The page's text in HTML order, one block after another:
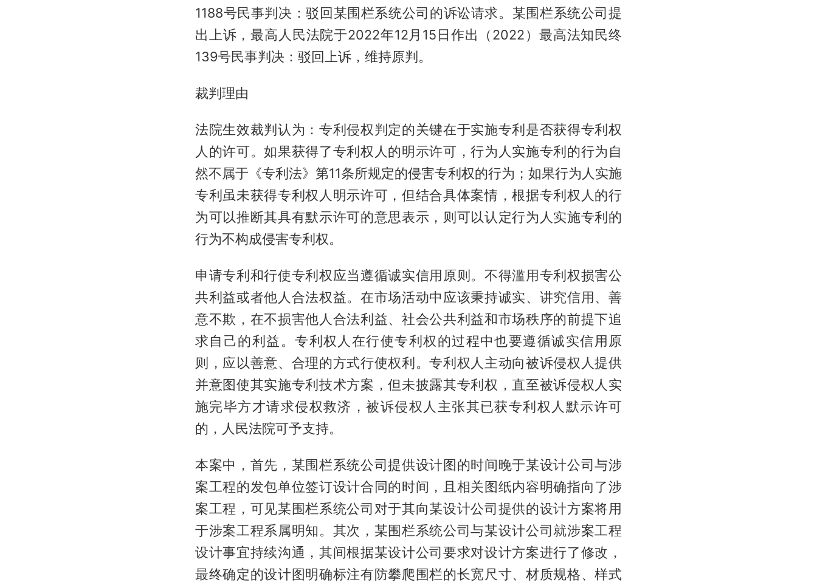
1188号民事判决：驳回某围栏系统公司的诉讼请求。某围栏系统公司提
出上诉，最高人民法院于2022年12月15日作出（2022）最高法知民终
139号民事判决：驳回上诉，维持原判。
裁判理由
法院生效裁判认为：专利侵权判定的关键在于实施专利是否获得专利权
人的许可。如果获得了专利权人的明示许可，行为人实施专利的行为自
然不属于《专利法》第11条所规定的侵害专利权的行为；如果行为人实施
专利虽未获得专利权人明示许可，但结合具体案情，根据专利权人的行
为可以推断其具有默示许可的意思表示，则可以认定行为人实施专利的
行为不构成侵害专利权。
申请专利和行使专利权应当遵循诚实信用原则。不得滥用专利权损害公
共利益或者他人合法权益。在市场活动中应该秉持诚实、讲究信用、善
意不欺，在不损害他人合法利益、社会公共利益和市场秩序的前提下追
求自己的利益。专利权人在行使专利权的过程中也要遵循诚实信用原
则，应以善意、合理的方式行使权利。专利权人主动向被诉侵权人提供
并意图使其实施专利技术方案，但未披露其专利权，直至被诉侵权人实
施完毕方才请求侵权救济，被诉侵权人主张其已获专利权人默示许可
的，人民法院可予支持。
本案中，首先，某围栏系统公司提供设计图的时间晚于某设计公司与涉
案工程的发包单位签订设计合同的时间，且相关图纸内容明确指向了涉
案工程，可见某围栏系统公司对于其向某设计公司提供的设计方案将用
于涉案工程系属明知。其次，某围栏系统公司与某设计公司就涉案工程
设计事宜持续沟通，其间根据某设计公司要求对设计方案进行了修改，
最终确定的设计图明确标注有防攀爬围栏的长宽尺寸、材质规格、样式